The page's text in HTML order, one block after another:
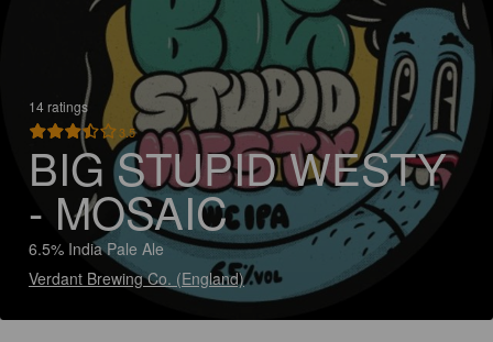
14 ratings
3.5
BIG STUPID WESTY
- MOSAIC
6.5% India Pale Ale
Verdant Brewing Co. (England)